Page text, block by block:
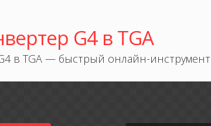
G4 в TGA
в TGA — быстрый онлайн-инструмент